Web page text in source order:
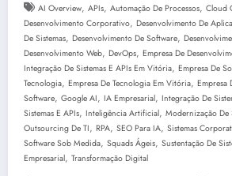
AI Overview, APIs, Automação De Processos, Cloud
Desenvolvimento Corporativo, Desenvolvimento De
De Sistemas, Desenvolvimento De Software,
Desenvolvimento Web, DevOps, Empresa De
Integração De Sistemas E APIs Em Vitória, Empresa De
Tecnologia, Empresa De Tecnologia Em Vitória, Empresa
Software, Google AI, IA Empresarial, Integração De
Sistemas E APIs, Inteligência Artificial, Modernização De
Outsourcing De TI, RPA, SEO Para IA, Sistemas
Software Sob Medida, Squads Ágeis, Sustentação De
Empresarial, Transformação Digital